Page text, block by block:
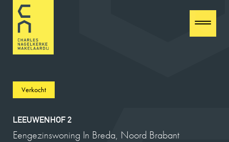
LEEUWENHOF 2
Eengezinswoning In Breda, Noord Brabant
Verkocht